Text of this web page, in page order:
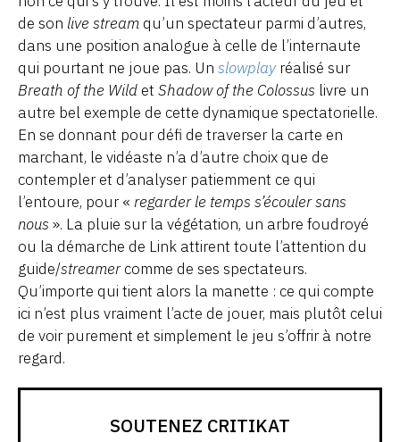
de son live stream qu’un spectateur parmi d’autres,
dans une position analogue à celle de l’internaute
qui pourtant ne joue pas. Un slowplay réalisé sur
Breath of the Wild et Shadow of the Colossus livre un
autre bel exemple de cette dynamique spectatorielle.
En se donnant pour défi de traverser la carte en
marchant, le vidéaste n’a d’autre choix que de
contempler et d’analyser patiemment ce qui
l’entoure, pour « regarder le temps s’écouler sans
nous ». La pluie sur la végétation, un arbre foudroyé
ou la démarche de Link attirent toute l’attention du
guide/streamercomme de ses spectateurs.
Qu’importe qui tient alors la manette : ce qui compte
ici n’est plus vraiment l’acte de jouer, mais plutôt celui
de voir purement et simplement le jeu s’offrir à notre
regard.
SOUTENEZ CRITIKAT